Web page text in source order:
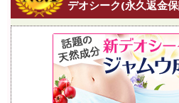
デオシーク(永久返金